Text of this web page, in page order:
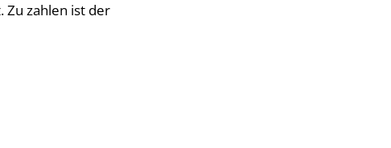
Zu zahlen ist der